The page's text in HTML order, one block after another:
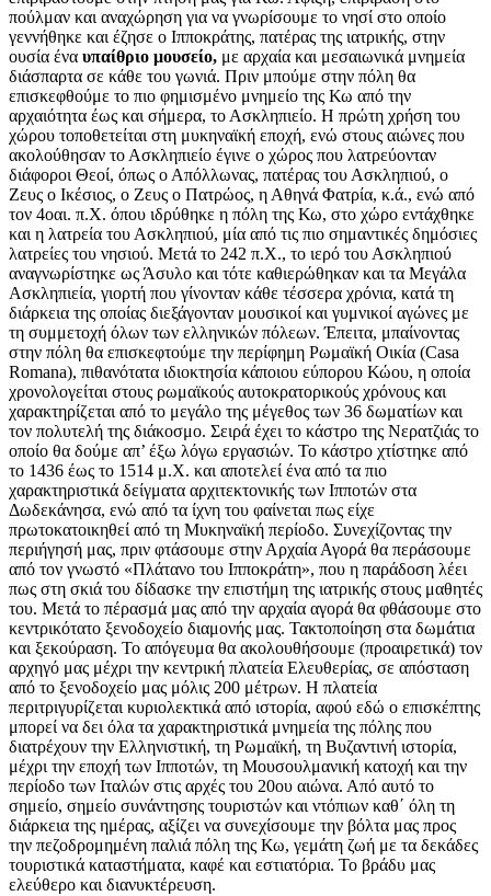
πούλμαν και αναχώρηση για να γνωρίσουμε το νησί στο οποίο
γεννήθηκε και έζησε ο Ιπποκράτης, πατέρας της ιατρικής, στην
ουσία ένα υπαίθριο μουσείο, με αρχαία και μεσαιωνικά μνημεία
διάσπαρτα σε κάθε του γωνιά. Πριν μπούμε στην πόλη θα
επισκεφθούμε το πιο φημισμένο μνημείο της Κω από την
αρχαιότητα έως και σήμερα, το Ασκληπιείο. Η πρώτη χρήση του
χώρου τοποθετείται στη μυκηναϊκή εποχή, ενώ στους αιώνες που
ακολούθησαν το Ασκληπιείο έγινε ο χώρος που λατρεύονταν
διάφοροι Θεοί, όπως ο Απόλλωνας, πατέρας του Ασκληπιού, ο
Ζευς ο Ικέσιος, ο Ζευς ο Πατρώος, η Αθηνά Φατρία, κ.ά., ενώ από
τον 4οαι. π.Χ. όπου ιδρύθηκε η πόλη της Κω, στο χώρο εντάχθηκε
και η λατρεία του Ασκληπιού, μία από τις πιο σημαντικές δημόσιες
λατρείες του νησιού. Μετά το 242 π.Χ., το ιερό του Ασκληπιού
αναγνωρίστηκε ως Άσυλο και τότε καθιερώθηκαν και τα Μεγάλα
Ασκληπιεία, γιορτή που γίνονταν κάθε τέσσερα χρόνια, κατά τη
διάρκεια της οποίας διεξάγονταν μουσικοί και γυμνικοί αγώνες με
τη συμμετοχή όλων των ελληνικών πόλεων. Έπειτα, μπαίνοντας
στην πόλη θα επισκεφτούμε την περίφημη Ρωμαϊκή Οικία (Casa
Romana), πιθανότατα ιδιοκτησία κάποιου εύπορου Κώου, η οποία
χρονολογείται στους ρωμαϊκούς αυτοκρατορικούς χρόνους και
χαρακτηρίζεται από το μεγάλο της μέγεθος των 36 δωματίων και
τον πολυτελή της διάκοσμο. Σειρά έχει το κάστρο της Νερατζιάς το
οποίο θα δούμε απ’ έξω λόγω εργασιών. Το κάστρο χτίστηκε από
το 1436 έως το 1514 μ.Χ. και αποτελεί ένα από τα πιο
χαρακτηριστικά δείγματα αρχιτεκτονικής των Ιπποτών στα
Δωδεκάνησα, ενώ από τα ίχνη του φαίνεται πως είχε
πρωτοκατοικηθεί από τη Μυκηναϊκή περίοδο. Συνεχίζοντας την
περιήγησή μας, πριν φτάσουμε στην Αρχαία Αγορά θα περάσουμε
από τον γνωστό «Πλάτανο του Ιπποκράτη», που η παράδοση λέει
πως στη σκιά του δίδασκε την επιστήμη της ιατρικής στους μαθητές
του. Μετά το πέρασμά μας από την αρχαία αγορά θα φθάσουμε στο
κεντρικότατο ξενοδοχείο διαμονής μας. Τακτοποίηση στα δωμάτια
και ξεκούραση. Το απόγευμα θα ακολουθήσουμε (προαιρετικά) τον
αρχηγό μας μέχρι την κεντρική πλατεία Ελευθερίας, σε απόσταση
από το ξενοδοχείο μας μόλις 200 μέτρων. Η πλατεία
περιτριγυρίζεται κυριολεκτικά από ιστορία, αφού εδώ ο επισκέπτης
μπορεί να δει όλα τα χαρακτηριστικά μνημεία της πόλης που
διατρέχουν την Ελληνιστική, τη Ρωμαϊκή, τη Βυζαντινή ιστορία,
μέχρι την εποχή των Ιπποτών, τη Μουσουλμανική κατοχή και την
περίοδο των Ιταλών στις αρχές του 20ου αιώνα. Από αυτό το
σημείο, σημείο συνάντησης τουριστών και ντόπιων καθ΄ όλη τη
διάρκεια της ημέρας, αξίζει να συνεχίσουμε την βόλτα μας προς
την πεζοδρομημένη παλιά πόλη της Κω, γεμάτη ζωή με τα δεκάδες
τουριστικά καταστήματα, καφέ και εστιατόρια. Το βράδυ μας
ελεύθερο και διανυκτέρευση.